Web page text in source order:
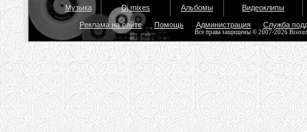
Музыка Dj mixes Альбомы Видеоклипы
Реклама на сайте Помощь Администрация Служба
Все права защищены © 2007-2026